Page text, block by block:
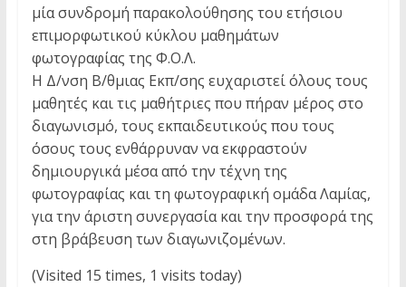
μία συνδρομή παρακολούθησης του ετήσιου
επιμορφωτικού κύκλου μαθημάτων
φωτογραφίας της Φ.Ο.Λ.
Η Δ/νση Β/θμιας Εκπ/σης ευχαριστεί όλους τους
μαθητές και τις μαθήτριες που πήραν μέρος στο
διαγωνισμό, τους εκπαιδευτικούς που τους
όσους τους ενθάρρυναν να εκφραστούν
δημιουργικά μέσα από την τέχνη της
φωτογραφίας και τη φωτογραφική ομάδα Λαμίας,
για την άριστη συνεργασία και την προσφορά της
στη βράβευση των διαγωνιζομένων.
(Visited 15 times, 1 visits today)